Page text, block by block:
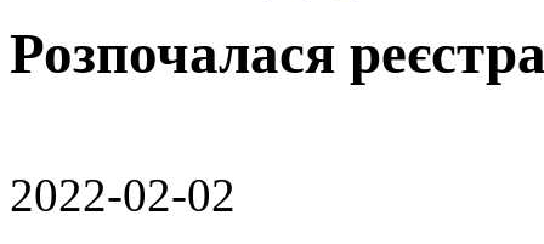
Розпочалася
2022-02-02